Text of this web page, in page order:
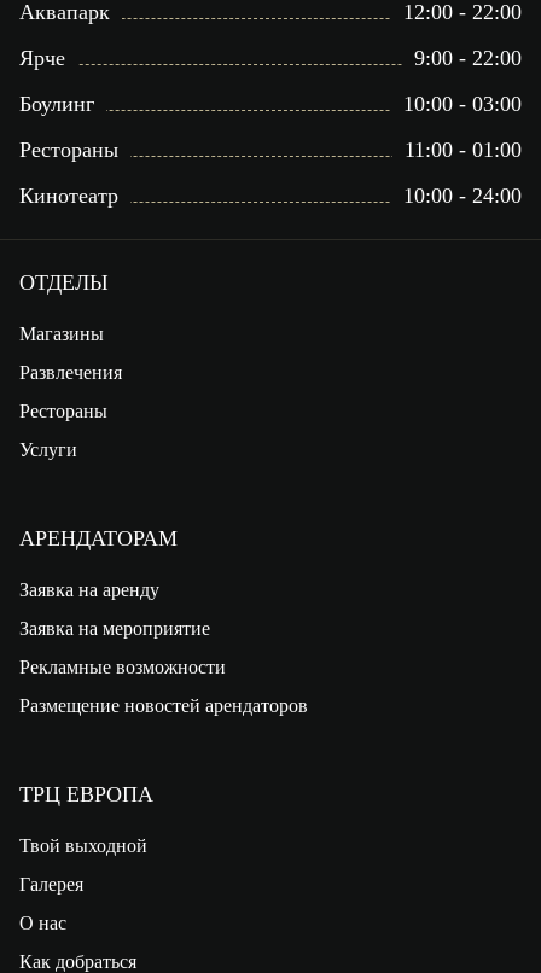
Аквапарк
12:00 - 22:00
Ярче
9:00 - 22:00
Боулинг
10:00 - 03:00
Рестораны
11:00 - 01:00
Кинотеатр
10:00 - 24:00
ОТДЕЛЫ
Магазины
Развлечения
Рестораны
Услуги
АРЕНДАТОРАМ
Заявка на аренду
Заявка на мероприятие
Рекламные возможности
Размещение новостей арендаторов
ТРЦ ЕВРОПА
Твой выходной
Галерея
О нас
Как добраться